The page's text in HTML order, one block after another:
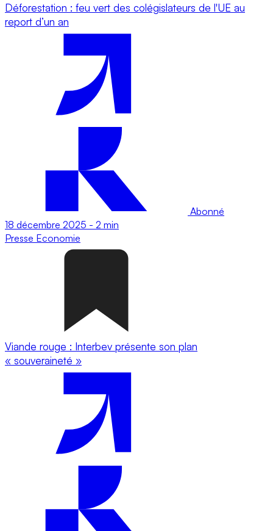
Déforestation : feu vert des colégislateurs de l'UE au
report d’un an
Abonné
18 décembre 2025 - 2 min
Presse Economie
Viande rouge : Interbev présente son plan
« souveraineté »